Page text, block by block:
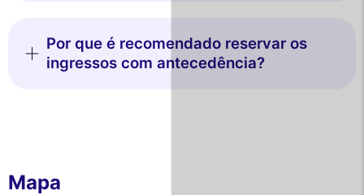
Por que é recomendado reservar os
ingressos com antecedência?
Mapa